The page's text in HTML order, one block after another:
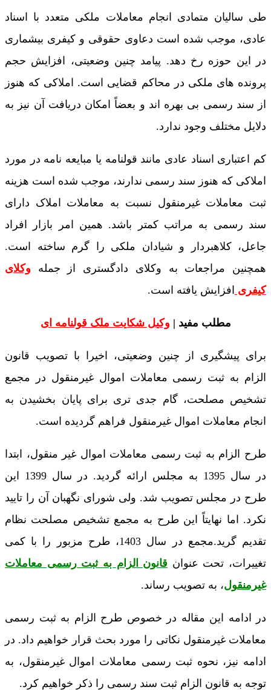
طی سالیان متمادی انجام معاملات ملکی متعدد با اسناد
عادی، موجب شده است دعاوی حقوقی و کیفری بیشماری
در این حوزه رخ دهد. پیامد چنین وضعیتی، افزایش حجم
پرونده های ملکی در محاکم قضایی است. املاکی که هنوز
از سند رسمی بی بهره اند و بعضاً امکان دریافت آن نیز به
دلایل مختلف وجود ندارد.
کم اعتباری اسناد عادی مانند قولنامه یا مبایعه نامه در مورد
املاکی که هنوز سند رسمی ندارند، موجب شده است هزینه
ثبت معاملات غیرمنقول نسبت به معاملات املاک دارای
سند رسمی به مراتب کمتر باشد. همین امر بازار افراد
جاعل، کلاهبردار و شیادان ملکی را گرم ساخته است.
همچنین مراجعات به وکلای دادگستری از جمله وکلای
کیفری افزایش یافته است.
مطلب مفید | وکیل شکایت ملک قولنامه ای
برای پیشگیری از چنین وضعیتی، اخیرا با تصویب قانون
الزام به ثبت رسمی معاملات اموال غیرمنقول در مجمع
تشخیص مصلحت، گام جدی تری برای پایان بخشیدن به
انجام معاملات اموال غیرمنقول فراهم گردیده است.
طرح الزام به ثبت رسمی معاملات اموال غیر منقول، ابتدا
در سال 1395 به مجلس ارائه گردید. در سال 1399 این
طرح در مجلس تصویب شد. ولی شورای نگهبان آن را تایید
نکرد. اما نهایتاً این طرح به مجمع تشخیص مصلحت نظام
تقدیم گرید.مجمع در سال 1403، طرح مزبور را با کمی
تغییرات، تحت عنوان قانون الزام به ثبت رسمی معاملات
غیرمنقول، به تصویب رساند.
در ادامه این مقاله در خصوص طرح الزام به ثبت رسمی
معاملات غیرمنقول نکاتی را مورد بحث قرار خواهیم داد. در
ادامه نیز، نحوه ثبت رسمی معاملات اموال غیرمنقول، به
توجه به قانون الزام ثبت سند رسمی را ذکر خواهیم کرد.